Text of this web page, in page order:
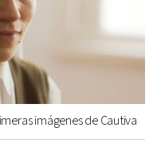
imágenes de Cautiva